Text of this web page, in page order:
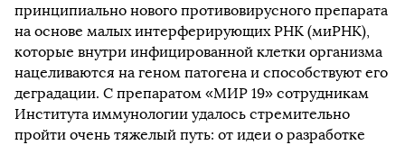
принципиально нового противовирусного препарата
на основе малых интерферирующих РНК (миРНК),
которые внутри инфицированной клетки организма
нацеливаются на геном патогена и способствуют его
деградации. С препаратом «МИР 19» сотрудникам
Института иммунологии удалось стремительно
пройти очень тяжелый путь: от идеи о разработке